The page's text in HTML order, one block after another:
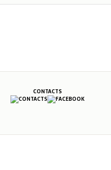
CONTACTS